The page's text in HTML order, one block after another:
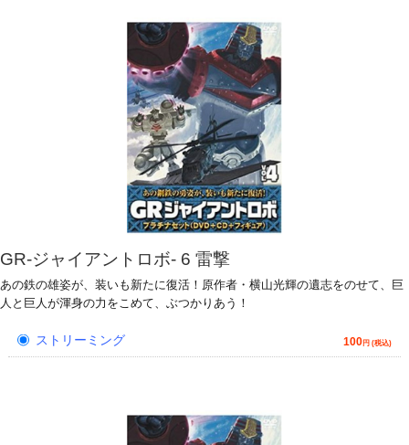
GR-ジャイアントロボ- 6 雷撃
あの鉄の雄姿が、装いも新たに復活！原作者・横山光輝の遺志をのせて、巨
人と巨人が渾身の力をこめて、ぶつかりあう！
ストリーミング 100円 (税込)